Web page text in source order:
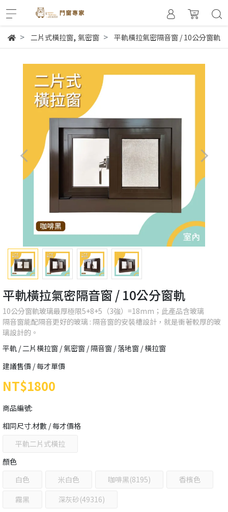
二片式橫拉窗, 氣密窗 平軌橫拉氣密隔音窗 / 10公分窗軌
平軌橫拉氣密隔音窗 / 10公分窗軌
10公分窗軌玻璃最厚極限5+8+5（3強）=18mm；此產品含玻璃
隔音窗能配隔音更好的玻璃 : 隔音窗的安裝槽設計，就是衝著較厚的玻
璃設計的。
平軌 / 二片橫拉窗 / 氣密窗 / 隔音窗 / 落地窗 / 橫拉窗
建議售價 / 每才單價
NT$1800
商品編號:
相同尺寸.材數 / 每才價格
平軌二片式橫拉
顏色
白色
米白色 咖啡黑(8195)
香檳色
霧黑
深灰砂(49316)